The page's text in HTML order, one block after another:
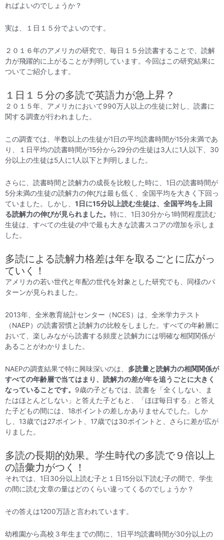
ればよいのでしょうか？
実は、１日１５分でよいのです。
２０１６年のアメリカの研究で、毎日１５分読書することで、読解
力が飛躍的に上がることが判明しています。今回はこの研究結果に
ついてご紹介します。
１日１５分の多読で英語力が急上昇？
２０１５年、アメリカにおいて990万人以上の生徒に対し、読書に
関する調査が行われました。
この調査では、半数以上の生徒が1日の平均読書時間が15分未満であ
り、１日平均の読書時間が15分から29分の生徒は3人に1人以下、30
分以上の生徒は5人に1人以下と判明しました。
さらに、読書時間と読解力の成長を比較した時に、1日の読書時間が
5分未満の生徒の読解力の伸びは最も低く、全国平均を大きく下回っ
ていました。しかし、 1日に15分以上読む生徒は、全国平均を上回
る読解力の伸びが見られました。 特に、1日30分から1時間程度読む
生徒は、すべての生徒の中で最も大きな読書スコアの増加を示しま
した。
多読による読解力格差は年を取るごとに広がっ
ていく！
アメリカの若い世代と年配の世代を対象とした研究でも、同様のパ
ターンが見られました。
2013年、全米教育統計センター（NCES）は、全米学力テスト
（NAEP）の読書習慣と読解力の比較をしました。すべての年齢層に
おいて、楽しみながら読書する頻度と読解力には明確な相関関係が
あることがわかりました。
NAEPの調査結果で特に興味深いのは、 多読量と読解力の相関関係が
すべての年齢層で当てはまり、読解力の差が年を追うごとに大きく
なっていることです。 9歳の子どもでは、読書を「全くしない、ま
たはほとんどしない」と答えた子どもと、「ほぼ毎日する」と答え
た子どもの間には、18ポイントの差しかありませんでした。しか
し、13歳では27ポイント、17歳では30ポイントと、さらに差が広が
りました。
多読の長期的効果。学生時代の多読で９倍以上
の語彙力がつく！
それでは、1日30分以上読む子と１日15分以下読む子の間で、学生
の間に読む文章の量はどのくらい違ってくるのでしょうか？
その答えは1200万語と言われています。
幼稚園から高校３年生までの間に、1日平均読書時間が30分以上の